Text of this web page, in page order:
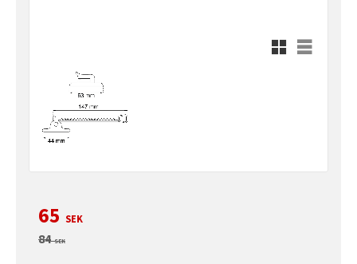
Rutnätsvy
Listvy
Nedsatt pris:
65 SEK
Ordinarie pris:
84SEK